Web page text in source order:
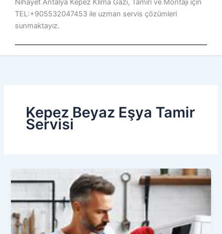
Nihayet Antalya Kepez Klima Gazı, Tamiri ve Montajı için
TEL:+905532047453 ile uzman servis çözümleri
sunmaktayız.
Kepez Beyaz Eşya Tamir
Servisi